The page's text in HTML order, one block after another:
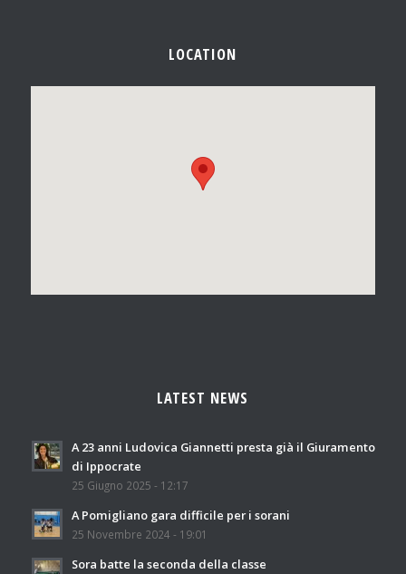
LOCATION
LATEST NEWS
A 23 anni Ludovica Giannetti presta già il Giuramento
di Ippocrate
25 Giugno 2025 - 12:17
A Pomigliano gara difficile per i sorani
25 Novembre 2024 - 19:01
Sora batte la seconda della classe